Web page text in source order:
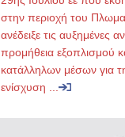
στην περιοχή του
ανέδειξε τις αυξημένες
προμήθεια εξοπλισμού
κατάλληλων μέσων για
ενίσχυση ...